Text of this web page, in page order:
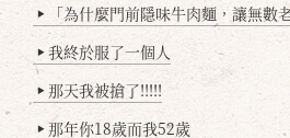
▶ 「為什麼門前隱味牛肉麵，讓無數老饕邊吃
▶ 我終於服了一個人
▶ 那天我被搶了!!!!!
▶ 那年你18歲而我52歲